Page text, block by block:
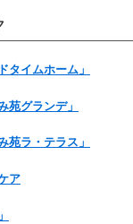
タイムホーム」
苑グランデ」
苑ラ・テラス」
ア